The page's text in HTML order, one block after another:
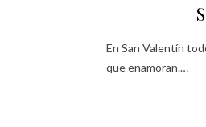
En San Valentín
que enamoran.…